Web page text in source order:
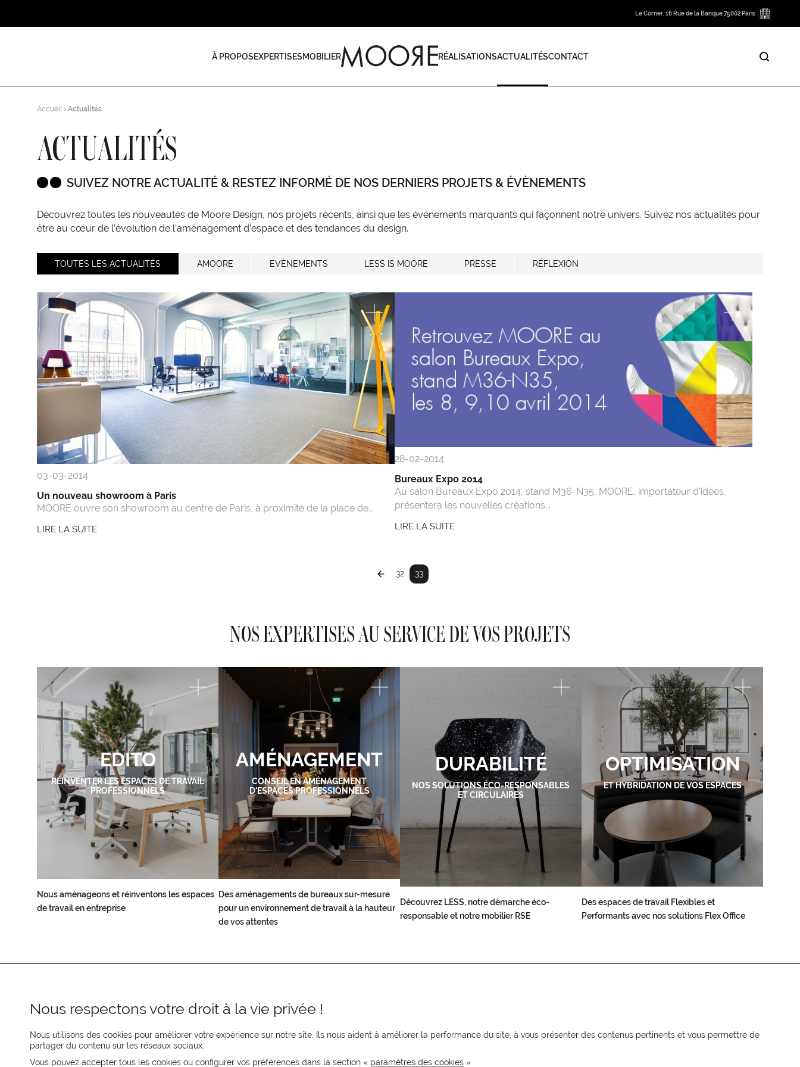
Le Corner, 16 Rue de la Banque 75002 Paris
À PROPOSEXPERTISESMOBILIER RÉALISATIONSACTUALITÉSCONTACT
Accueil Actualités
ACTUALITÉS
SUIVEZ NOTRE ACTUALITÉ & RESTEZ INFORMÉ DE NOS DERNIERS PROJETS & ÉVÈNEMENTS
Découvrez toutes les nouveautés de Moore Design, nos projets récents, ainsi que les événements marquants qui façonnent notre univers. Suivez nos actualités pour
être au cœur de l’évolution de l’aménagement d’espace et des tendances du design.
TOUTES LES ACTUALITÉS AMOORE EVÈNEMENTS LESS IS MOORE PRESSE RÉFLEXION
03-03-2014
Un nouveau showroom à Paris
MOORE ouvre son showroom au centre de Paris, à proximité de la place de...
LIRE LA SUITE
28-02-2014
Bureaux Expo 2014
Au salon Bureaux Expo 2014, stand M36-N35, MOORE, importateur d’idées,
présentera les nouvelles créations...
LIRE LA SUITE
32 33
NOS EXPERTISES AU SERVICE DE VOS PROJETS
EDITO
RÉINVENTER LES ESPACES DE TRAVAIL
PROFESSIONNELS
Nous aménageons et réinventons les espaces
de travail en entreprise
AMÉNAGEMENT
CONSEIL EN AMÉNAGEMENT
D'ESPACES PROFESSIONNELS
Des aménagements de bureaux sur-mesure
pour un environnement de travail à la hauteur
de vos attentes
DURABILITÉ
NOS SOLUTIONS ÉCO-RESPONSABLES
ET CIRCULAIRES
Découvrez LESS, notre démarche éco-
responsable et notre mobilier RSE
OPTIMISATION
ET HYBRIDATION DE VOS ESPACES
Des espaces de travail Flexibles et
Performants avec nos solutions Flex Office
REJOIGNEZ-NOUS
Recevez les actualités MOORE en
Nous respectons votre droit à la vie privée !
Nous utilisons des cookies pour améliorer votre expérience sur notre site. Ils nous aident à améliorer la performance du site, à vous présenter des contenus pertinents et vous permettre de
partager du contenu sur les réseaux sociaux.
Vous pouvez accepter tous les cookies ou configurer vos préférences dans la section « paramètres des cookies »